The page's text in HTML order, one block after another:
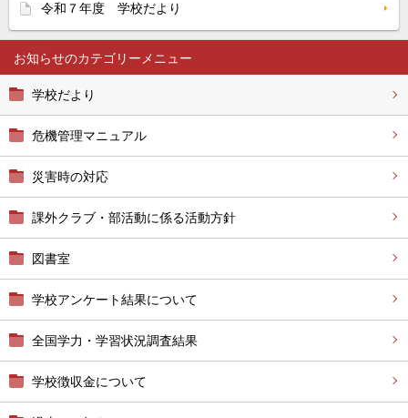
お知らせ
学校だより
危機管理マニュアル
災害時の対応
課外クラブ・部活動に係る活動方針
図書室
学校アンケート結果について
全国学力・学習状況調査結果
学校徴収金について
令和７年度 学校だより